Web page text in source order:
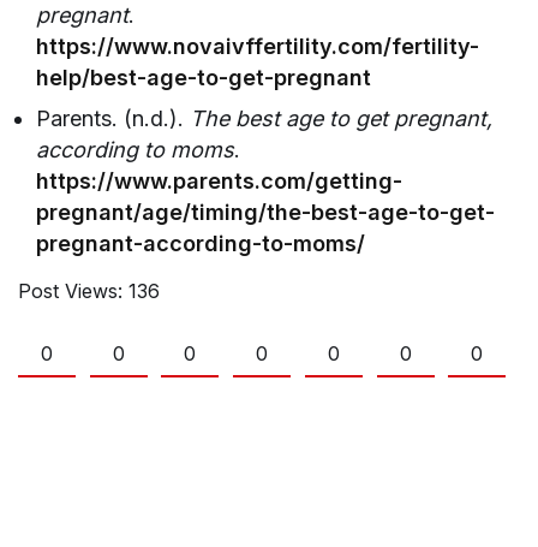
pregnant.
https://www.novaivffertility.com/fertility-
help/best-age-to-get-pregnant
Parents. (n.d.). The best age to get pregnant,
according to moms.
https://www.parents.com/getting-
pregnant/age/timing/the-best-age-to-get-
pregnant-according-to-moms/
Post Views: 136
0 0 0 0 0 0 0